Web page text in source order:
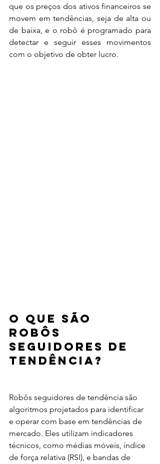
que os preços dos ativos financeiros se
movem em tendências, seja de alta ou
de baixa, e o robô é programado para
detectar e seguir esses movimentos
com o objetivo de obter lucro.
O que são
Robôs
Seguidores de
Tendência?
Robôs seguidores de tendência são
algoritmos projetados para identificar
e operar com base em tendências de
mercado. Eles utilizam indicadores
técnicos, como médias móveis, índice
de força relativa (RSI), e bandas de